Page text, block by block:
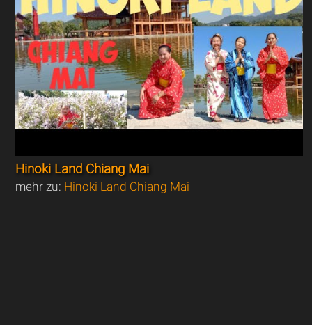
Hinoki Land Chiang Mai
mehr zu: Hinoki Land Chiang Mai